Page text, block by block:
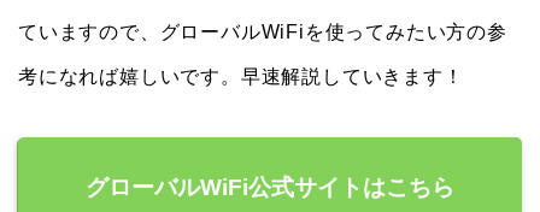
ていますので、グローバルWiFiを使ってみたい方の参
考になれば嬉しいです。早速解説していきます！
グローバルWiFi公式サイトはこちら